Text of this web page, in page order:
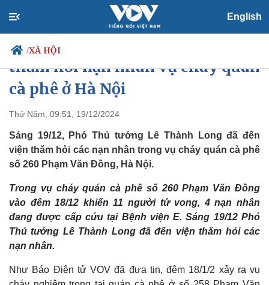
English
/XÃ HỘI
Chính trị
Đảng
Tổ chức nhân sự
Quốc hội
Nhận diện sự thật
Tin 24h
Dự báo thời tiết
Giáo dục
Dấu ấn VOV
Biển đảo
Phó Thủ tướng Lê Thành Long
thăm hỏi nạn nhân vụ cháy quán
cà phê ở Hà Nội
Thứ Năm, 09:51, 19/12/2024
Sáng 19/12, Phó Thủ tướng Lê Thành Long đã đến
viện thăm hỏi các nạn nhân trong vụ cháy quán cà phê
số 260 Phạm Văn Đồng, Hà Nội.
Trong vụ cháy quán cà phê số 260 Phạm Văn Đồng
vào đêm 18/12 khiến 11 người tử vong, 4 nạn nhân
đang được cấp cứu tại Bệnh viện E. Sáng 19/12 Phó
Thủ tướng Lê Thành Long đã đến viện thăm hỏi các
nạn nhân.
Như Báo Điện tử VOV đã đưa tin, đêm 18/1/2 xảy ra vụ